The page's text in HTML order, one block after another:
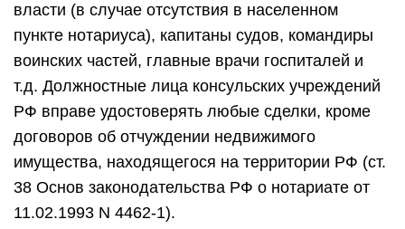
власти (в случае отсутствия в населенном
пункте нотариуса), капитаны судов, командиры
воинских частей, главные врачи госпиталей и
т.д. Должностные лица консульских учреждений
РФ вправе удостоверять любые сделки, кроме
договоров об отчуждении недвижимого
имущества, находящегося на территории РФ (ст.
38 Основ законодательства РФ о нотариате от
11.02.1993 N 4462-1).